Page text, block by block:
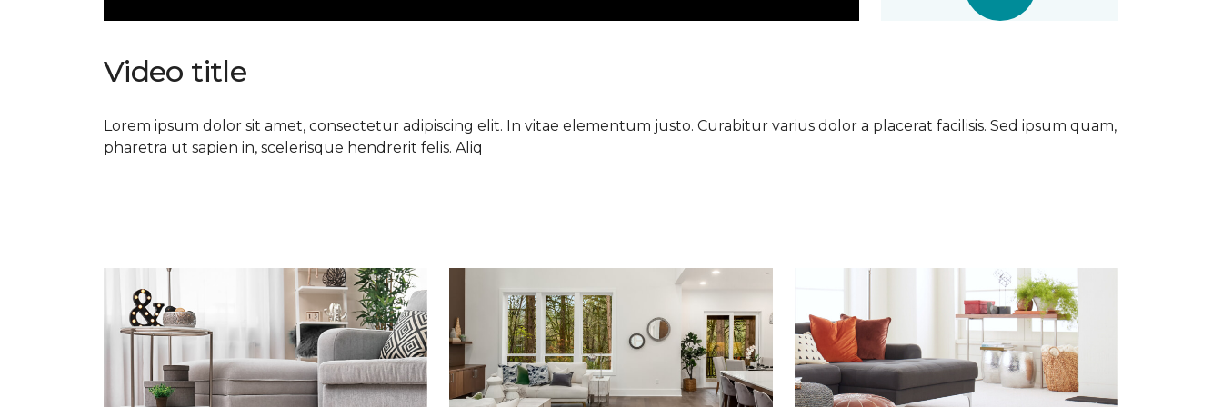
Video title
Lorem ipsum dolor sit amet, consectetur adipiscing elit. In vitae elementum justo. Curabitur varius dolor a placerat facilisis. Sed ipsum quam,
pharetra ut sapien in, scelerisque hendrerit felis. Aliq